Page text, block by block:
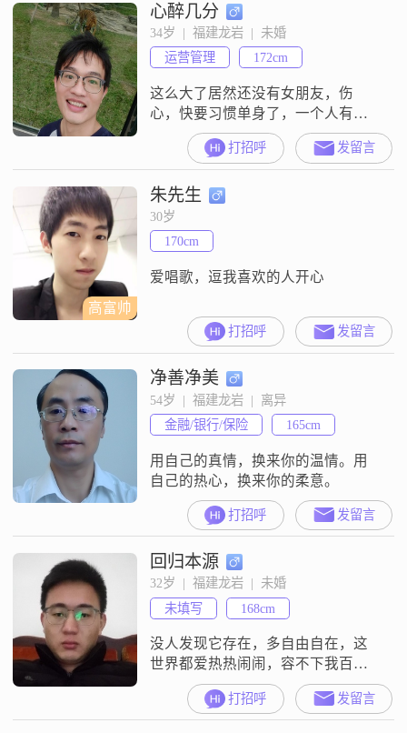
心醉几分
34岁  |  福建龙岩  |  未婚
运营管理
172cm
这么大了居然还没有女朋友，伤
心，快要习惯单身了，一个人有点
孤独，就像歌词说的，到了某个就
会感到一个人的日子真的难熬，谁
来救我出苦海，哈哈哈哈哈哈哈哈
哈哈
打招呼 发留言
高富帅
朱先生
30岁
170cm
爱唱歌，逗我喜欢的人开心
打招呼 发留言
净善净美
54岁  |  福建龙岩  |  离异
金融/银行/保险
165cm
用自己的真情，换来你的温情。用
自己的热心，换来你的柔意。
打招呼 发留言
回归本源
32岁  |  福建龙岩  |  未婚
未填写
168cm
没人发现它存在，多自由自在，这
世界都爱热热闹闹，容不下我百无
聊赖！
打招呼 发留言